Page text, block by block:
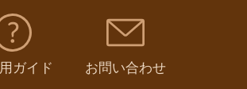
ガイド お問い合わせ